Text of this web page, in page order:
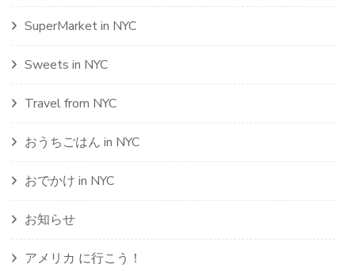
SuperMarket in NYC
Sweets in NYC
Travel from NYC
おうちごはん in NYC
おでかけ in NYC
お知らせ
アメリカ に行こう！